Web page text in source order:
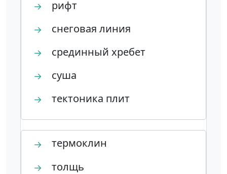
→ рифт
→ снеговая линия
→ срединный хребет
→ суша
→ тектоника плит
→ термоклин
→ толщь